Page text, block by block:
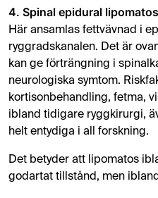
4. Spinal epidural lipomatos
Här ansamlas fettvävnad i
ryggradskanalen. Det är
kan ge förträngning i
neurologiska symtom.
kortisonbehandling, fetma,
ibland tidigare ryggkirurgi,
helt entydiga i all forskning.
Det betyder att lipomatos
godartat tillstånd, men